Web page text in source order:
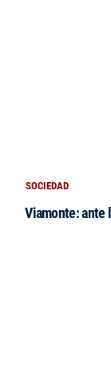
SOCIEDAD
Viamonte: ante